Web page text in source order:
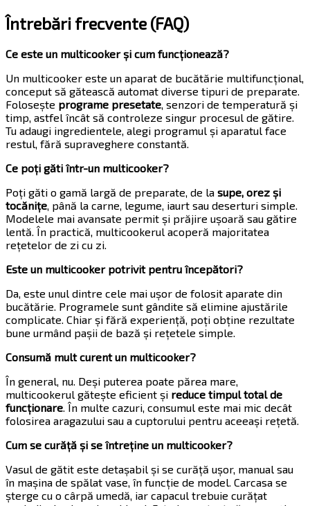
Întrebări frecvente (FAQ)
Ce este un multicooker și cum funcționează?
Un multicooker este un aparat de bucătărie multifuncțional,
conceput să gătească automat diverse tipuri de preparate.
Folosește programe presetate , senzori de temperatură și
timp, astfel încât să controleze singur procesul de gătire.
Tu adaugi ingredientele, alegi programul și aparatul face
restul, fără supraveghere constantă.
Ce poți găti într-un multicooker?
Poți găti o gamă largă de preparate, de la supe, orez și
tocănițe , până la carne, legume, iaurt sau deserturi simple.
Modelele mai avansate permit și prăjire ușoară sau gătire
lentă. În practică, multicookerul acoperă majoritatea
rețetelor de zi cu zi.
Este un multicooker potrivit pentru începători?
Da, este unul dintre cele mai ușor de folosit aparate din
bucătărie. Programele sunt gândite să elimine ajustările
complicate. Chiar și fără experiență, poți obține rezultate
bune urmând pașii de bază și rețetele simple.
Consumă mult curent un multicooker?
În general, nu. Deși puterea poate părea mare,
multicookerul gătește eficient și reduce timpul total de
funcționare . În multe cazuri, consumul este mai mic decât
folosirea aragazului sau a cuptorului pentru aceeași rețetă.
Cum se curăță și se întreține un multicooker?
Vasul de gătit este detașabil și se curăță ușor, manual sau
în mașina de spălat vase, în funcție de model. Carcasa se
șterge cu o cârpă umedă, iar capacul trebuie curățat